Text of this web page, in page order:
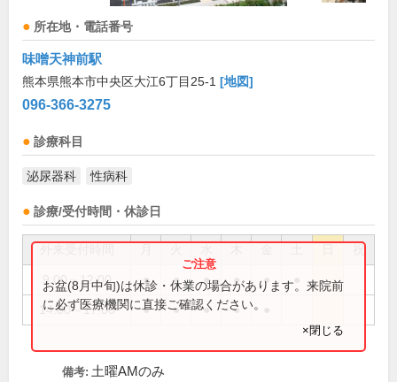
所在地・電話番号
味噌天神前駅
熊本県熊本市中央区大江6丁目25-1 [地図]
096-366-3275
診療科目
泌尿器科 性病科
診療/受付時間・休診日
祝
9:00～12:00 ● ● ● ● ●
14:00～17:00 ● ● ● ●
お盆(8月中旬)は休診・休業の場合があります。来院前
に必ず医療機関に直接ご確認ください。
×閉じる
備考: 土曜AMのみ